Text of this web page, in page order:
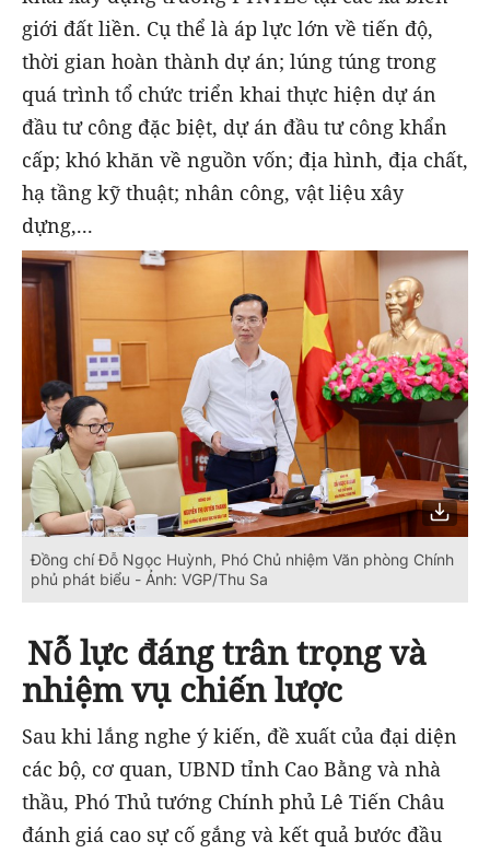
giới đất liền. Cụ thể là áp lực lớn về tiến độ,
thời gian hoàn thành dự án; lúng túng trong
quá trình tổ chức triển khai thực hiện dự án
đầu tư công đặc biệt, dự án đầu tư công khẩn
cấp; khó khăn về nguồn vốn; địa hình, địa chất,
hạ tầng kỹ thuật; nhân công, vật liệu xây
dựng,...
Đồng chí Đỗ Ngọc Huỳnh, Phó Chủ nhiệm Văn phòng Chính
phủ phát biểu - Ảnh: VGP/Thu Sa
Nỗ lực đáng trân trọng và
nhiệm vụ chiến lược
Sau khi lắng nghe ý kiến, đề xuất của đại diện
các bộ, cơ quan, UBND tỉnh Cao Bằng và nhà
thầu, Phó Thủ tướng Chính phủ Lê Tiến Châu
đánh giá cao sự cố gắng và kết quả bước đầu